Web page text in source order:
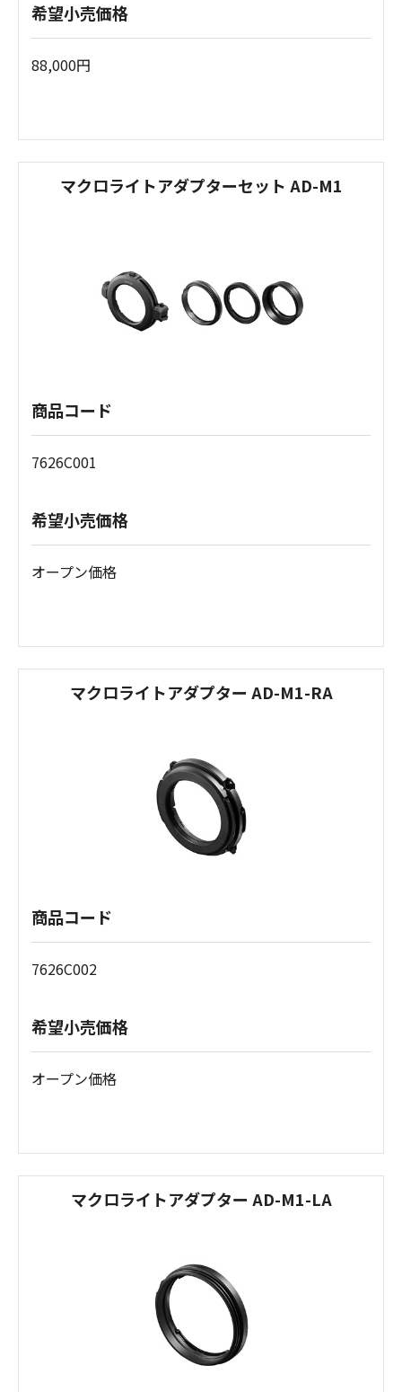
希望小売価格
88,000円
マクロライトアダプターセット AD-M1
商品コード
7626C001
希望小売価格
オープン価格
マクロライトアダプター AD-M1-RA
商品コード
7626C002
希望小売価格
オープン価格
マクロライトアダプター AD-M1-LA